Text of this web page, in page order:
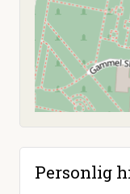
Personlig